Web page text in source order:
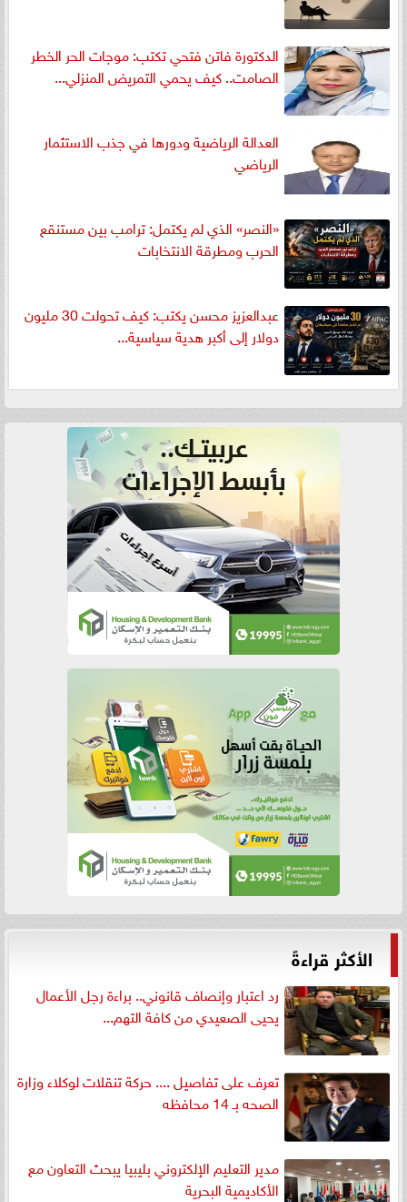
الدكتورة فاتن فتحي تكتب: موجات الحر الخطر
الصامت.. كيف يحمي التمريض المنزلي...
العدالة الرياضية ودورها في جذب الاستثمار
الرياضي
«النصر» الذي لم يكتمل: ترامب بين مستنقع
الحرب ومطرقة الانتخابات
عبدالعزيز محسن يكتب: كيف تحولت 30 مليون
دولار إلى أكبر هدية سياسية...
الأكثر قراءةً
رد اعتبار وإنصاف قانوني.. براءة رجل الأعمال
يحيى الصعيدي من كافة التهم...
تعرف على تفاصيل .... حركة تنقلات لوكلاء وزارة
الصحه بـ 14 محافظه
مدير التعليم الإلكتروني بليبيا يبحث التعاون مع
الأكاديمية البحرية